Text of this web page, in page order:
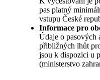
pas platný
vstupu České
Informace pro
Údaje o pasových
přibližných lhůt
jsou k dispozici u
(ministerstvo